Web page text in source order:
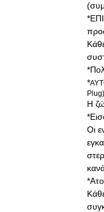
*
Η
Οι